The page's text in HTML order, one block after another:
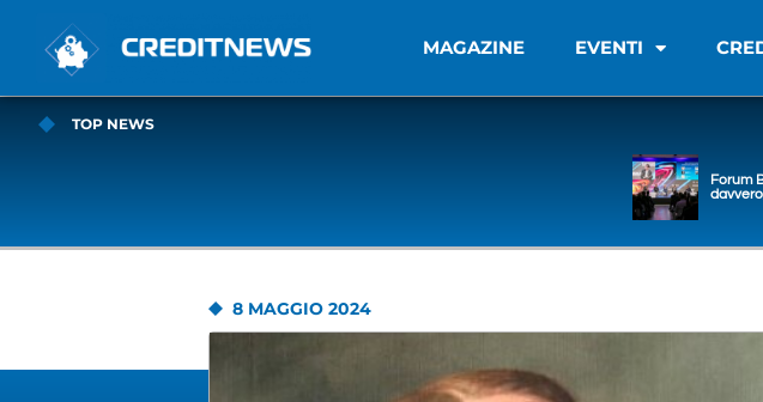
MAGAZINE EVENTI
TOP NEWS
Forum
8 MAGGIO 2024